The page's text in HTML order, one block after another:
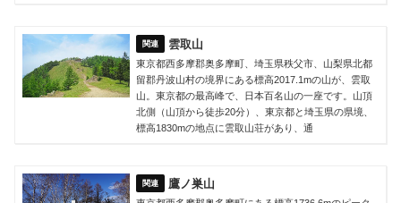
雲取山
東京都西多摩郡奥多摩町、埼玉県秩父市、山梨県北都
留郡丹波山村の境界にある標高2017.1mの山が、雲取
山。東京都の最高峰で、日本百名山の一座です。山頂
北側（山頂から徒歩20分）、東京都と埼玉県の県境、
標高1830mの地点に雲取山荘があり、通
鷹ノ巣山